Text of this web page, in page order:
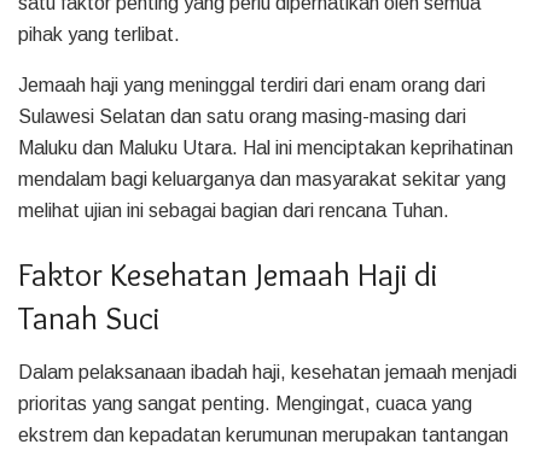
pihak yang terlibat.
Jemaah haji yang meninggal terdiri dari enam orang dari
Sulawesi Selatan dan satu orang masing-masing dari
Maluku dan Maluku Utara. Hal ini menciptakan keprihatinan
mendalam bagi keluarganya dan masyarakat sekitar yang
melihat ujian ini sebagai bagian dari rencana Tuhan.
Faktor Kesehatan Jemaah Haji di
Tanah Suci
Dalam pelaksanaan ibadah haji, kesehatan jemaah menjadi
prioritas yang sangat penting. Mengingat, cuaca yang
ekstrem dan kepadatan kerumunan merupakan tantangan